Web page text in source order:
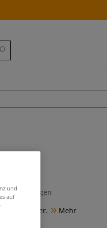
0 Bewertungen
und Papier.
Mehr
und
auf